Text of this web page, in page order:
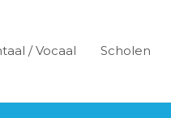
/ Vocaal Scholen